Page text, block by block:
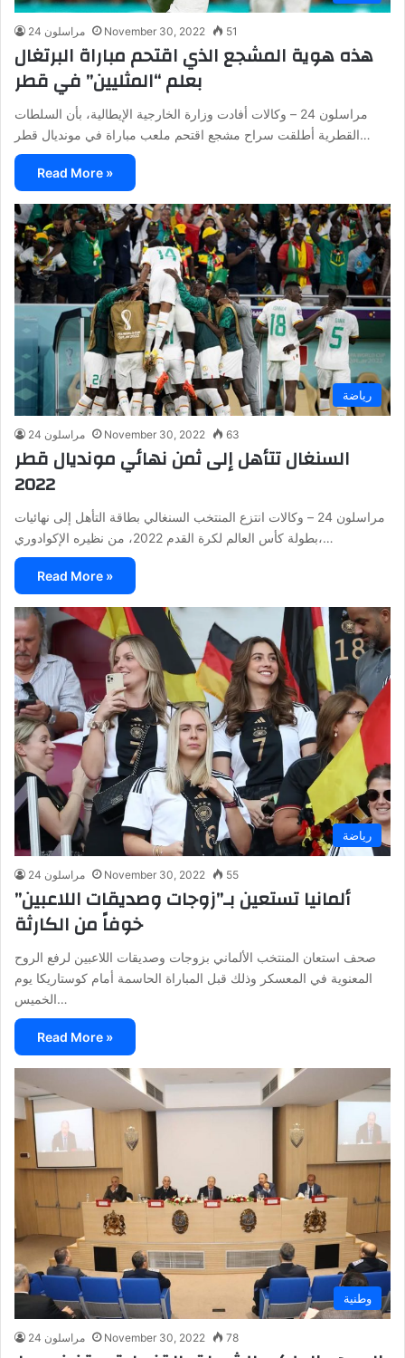
مراسلون 24 November 30, 2022 51
هذه هوية المشجع الذي اقتحم مباراة البرتغال
بعلم “المثليين” في قطر
مراسلون 24 – وكالات أفادت وزارة الخارجية الإيطالية، بأن السلطات
القطرية أطلقت سراح مشجع اقتحم ملعب مباراة في مونديال قطر…
Read More »
رياضة
مراسلون 24 November 30, 2022 63
السنغال تتأهل إلى ثمن نهائي مونديال قطر
2022
مراسلون 24 – وكالات انتزع المنتخب السنغالي بطاقة التأهل إلى نهائيات
بطولة كأس العالم لكرة القدم 2022، من نظيره الإكوادوري،…
Read More »
رياضة
مراسلون 24 November 30, 2022 55
ألمانيا تستعين بـ”زوجات وصديقات اللاعبين”
خوفاً من الكارثة
صحف استعان المنتخب الألماني بزوجات وصديقات اللاعبين لرفع الروح
المعنوية في المعسكر وذلك قبل المباراة الحاسمة أمام كوستاريكا يوم
الخميس…
Read More »
وطنية
مراسلون 24 November 30, 2022 78